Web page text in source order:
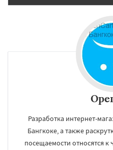
Разработка интернет-
Бангкоке, а также
посещаемости относятся